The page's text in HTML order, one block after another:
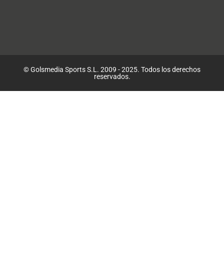
© Golsmedia Sports S.L. 2009 - 2025. Todos los derechos
reservados.